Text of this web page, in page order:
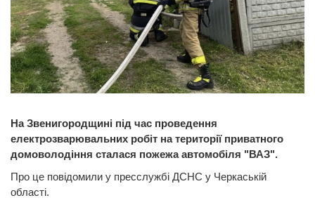
На Звенигородщині під час проведення
електрозварювальних робіт на території приватного
домоволодіння сталася пожежа автомобіля "ВАЗ".
Про це повідомили у пресслужбі ДСНС у Черкаській
області.